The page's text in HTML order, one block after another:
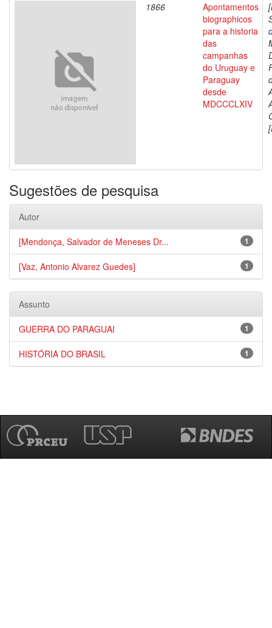
1866
Apontamentos
biographicos
para a historia
das
campanhas
do Uruguay e
Paraguay
desde
MDCCCLXIV
Sugestões de pesquisa
Autor
1
[Mendonça, Salvador de Meneses Dr...
1
[Vaz, Antonio Alvarez Guedes]
Assunto
1
GUERRA DO PARAGUAI
1
HISTÓRIA DO BRASIL